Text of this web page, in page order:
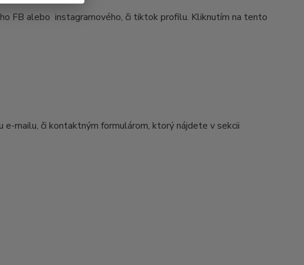
FB alebo instagramového, či tiktok profilu. Kliknutím na tento
mailu, či kontaktným formulárom, ktorý nájdete v sekcii